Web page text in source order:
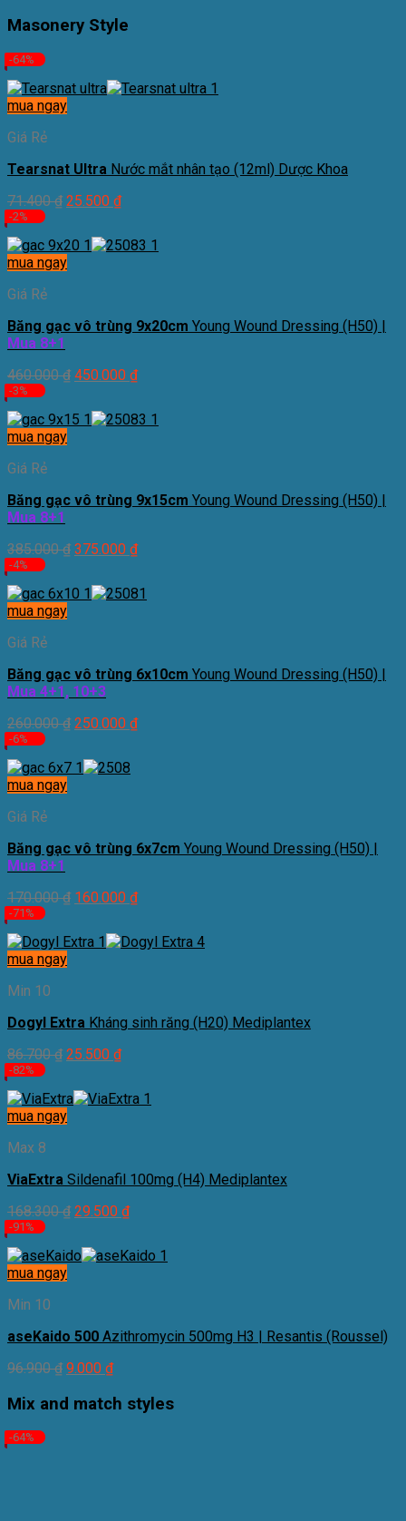
Masonery Style
-64%
mua ngay
Giá Rẻ
Tearsnat Ultra Nước mắt nhân tạo (12ml) Dược Khoa
71.400₫ 25.500 ₫
-2%
mua ngay
Giá Rẻ
Băng gạc vô trùng 9x20cm Young Wound Dressing (H50) |
Mua 8+1
460.000₫ 450.000 ₫
-3%
mua ngay
Giá Rẻ
Băng gạc vô trùng 9x15cm Young Wound Dressing (H50) |
Mua 8+1
385.000₫ 375.000 ₫
-4%
mua ngay
Giá Rẻ
Băng gạc vô trùng 6x10cm Young Wound Dressing (H50) |
Mua 4+1, 10+3
260.000₫ 250.000 ₫
-6%
mua ngay
Giá Rẻ
Băng gạc vô trùng 6x7cm Young Wound Dressing (H50) |
Mua 8+1
170.000₫ 160.000 ₫
-71%
mua ngay
Min 10
Dogyl Extra Kháng sinh răng (H20) Mediplantex
86.700₫ 25.500 ₫
-82%
mua ngay
Max 8
ViaExtra Sildenafil 100mg (H4) Mediplantex
168.300₫ 29.500 ₫
-91%
mua ngay
Min 10
aseKaido 500 Azithromycin 500mg H3 | Resantis (Roussel)
96.900₫ 9.000 ₫
Mix and match styles
-64%